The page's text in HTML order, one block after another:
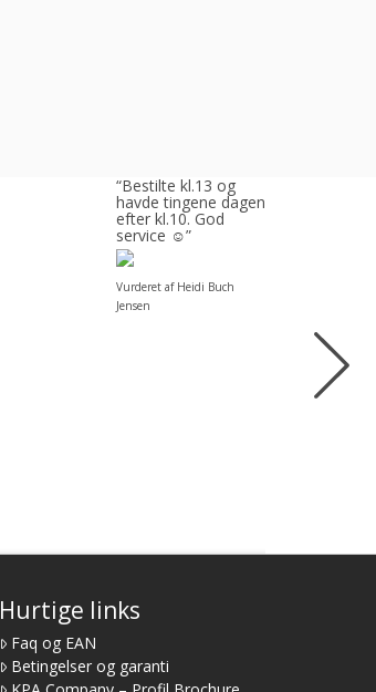
“Bestilte kl.13 og
havde tingene dagen
efter kl.10. God
service ☺”
Vurderet af Heidi Buch
Jensen
Hurtige links
Faq og EAN
Betingelser og garanti